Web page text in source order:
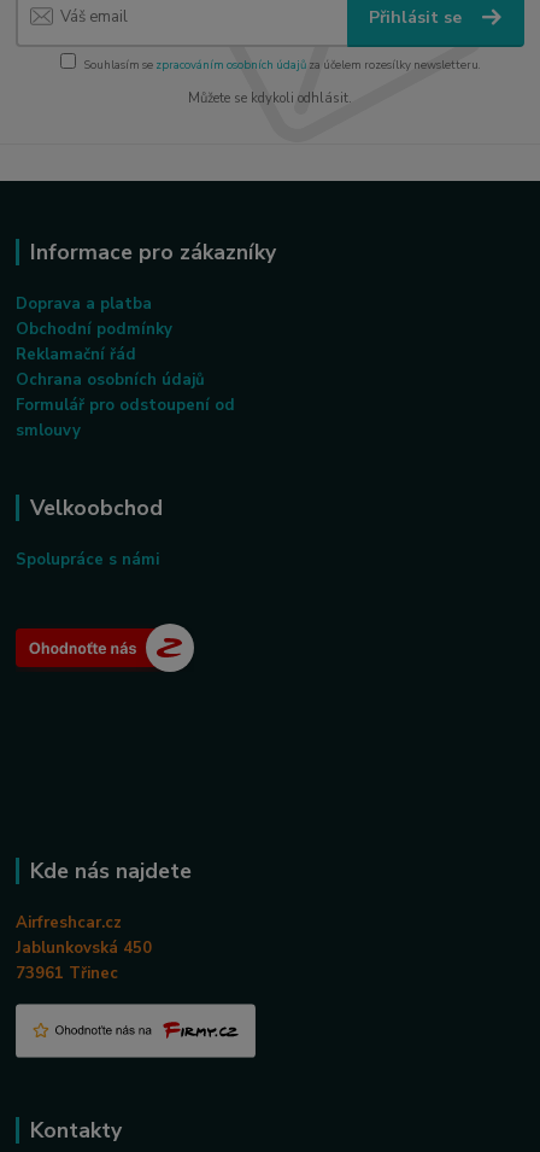
Přihlásit se
Souhlasím se zpracováním osobních údajůza účelem rozesílky newsletteru.
Můžete se kdykoli odhlásit.
Informace pro zákazníky
Doprava a platba
Obchodní podmínky
Reklamační řád
Ochrana osobních údajů
Formulář pro odstoupení od
smlouvy
Velkoobchod
Spolupráce s námi
Kde nás najdete
Airfreshcar.cz
Jablunkovská 450
73961 Třinec
Kontakty